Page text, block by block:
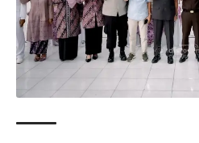
navigation